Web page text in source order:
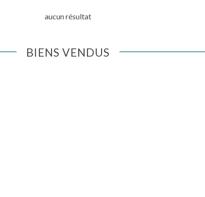
aucun résultat
BIENS VENDUS